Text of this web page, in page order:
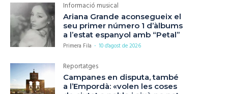
Informació musical
Ariana Grande aconsegueix el
seu primer número 1 d’àlbums
a l’estat espanyol amb “Petal”
Primera Fila - 10 d'agost de 2026
Reportatges
Campanes en disputa, també
a l’Empordà: «volen les coses